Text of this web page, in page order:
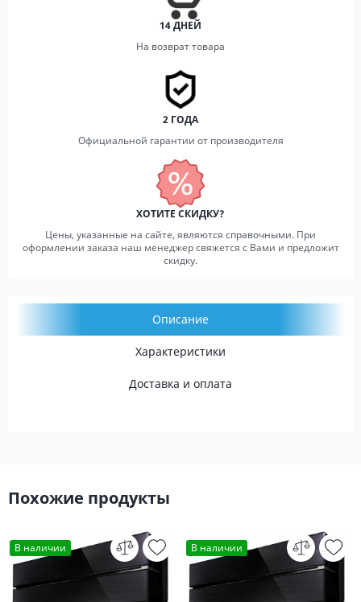
14 ДНЕЙ
На возврат товара
2 ГОДА
Официальной гарантии от производителя
ХОТИТЕ СКИДКУ?
Цены, указанные на сайте, являются справочными. При
оформлении заказа наш менеджер свяжется с Вами и предложит
скидку.
Описание
Характеристики
Доставка и оплата
Похожие продукты
В наличии В наличии